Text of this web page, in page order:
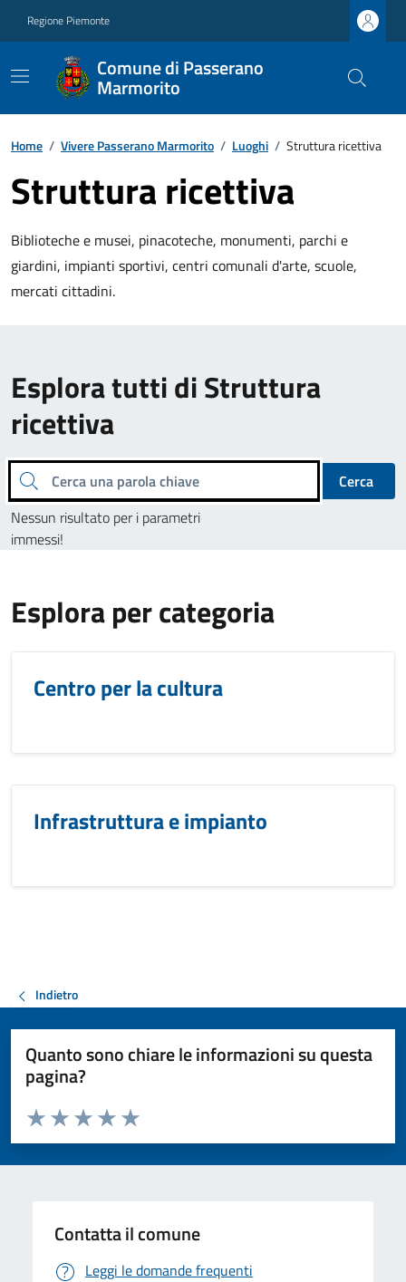
Regione Piemonte
Comune di Passerano
Marmorito
Home / Vivere Passerano Marmorito / Luoghi / Struttura ricettiva
Struttura ricettiva
Biblioteche e musei, pinacoteche, monumenti, parchi e
giardini, impianti sportivi, centri comunali d'arte, scuole,
mercati cittadini.
Esplora tutti di Struttura
ricettiva
Cerca una parola chiave
Cerca
Nessun risultato per i parametri
immessi!
Esplora per categoria
Centro per la cultura
Infrastruttura e impianto
Indietro
Quanto sono chiare le informazioni su questa
pagina?
Valuta da 1 a 5 stelle la pagina
Valuta 5 stelle su 5
Valuta 4 stelle su 5
Valuta 3 stelle su 5
Valuta 2 stelle su 5
Valuta 1 stelle su 5
Contatta il comune
Leggi le domande frequenti